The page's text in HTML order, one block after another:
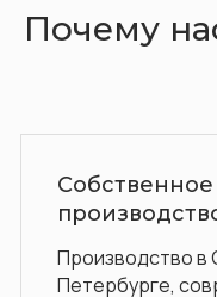
Почему
Санкт-